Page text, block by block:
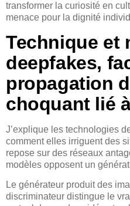
transformer la curiosité en
menace pour la dignité
Technique et
deepfakes,
propagation
choquant lié
J’explique les technologies
comment elles irriguent des
repose sur des réseaux
modèles opposent un
Le générateur produit des
discriminateur distingue le